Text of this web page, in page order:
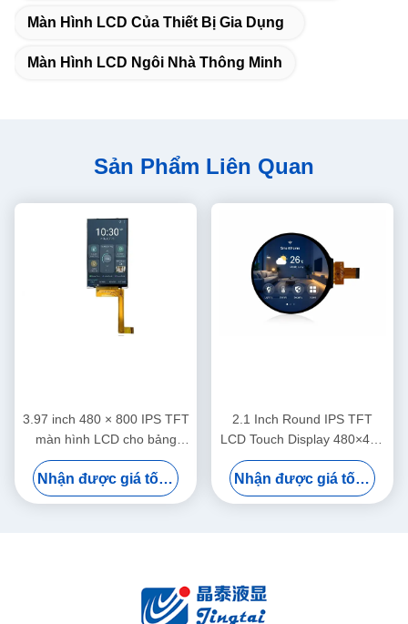
Màn Hình LCD Của Thiết Bị Gia Dụng
Màn Hình LCD Ngôi Nhà Thông Minh
Sản Phẩm Liên Quan
3.97 inch 480 × 800 IPS TFT
màn hình LCD cho bảng
điều khiển nhà thông minh
Nhận được giá tốt nhất
2.1 Inch Round IPS TFT
LCD Touch Display 480×480
MIPI RGB Interface cho
bảng điều khiển nhà thông
minh
Nhận được giá tốt nhất